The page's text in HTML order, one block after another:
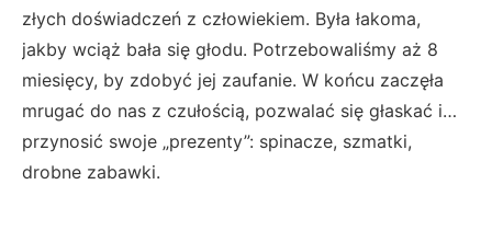
złych doświadczeń z człowiekiem. Była łakoma,
jakby wciąż bała się głodu. Potrzebowaliśmy aż 8
miesięcy, by zdobyć jej zaufanie. W końcu zaczęła
mrugać do nas z czułością, pozwalać się głaskać i…
przynosić swoje „prezenty”: spinacze, szmatki,
drobne zabawki.